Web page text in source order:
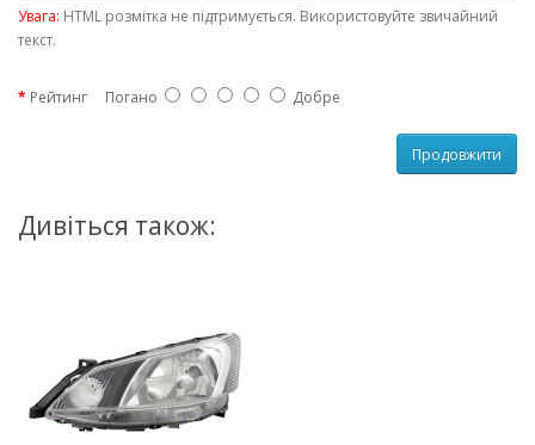
Увага: HTML розмітка не підтримується. Використовуйте звичайний
текст.
Рейтинг Погано Добре
Продовжити
Дивіться також: